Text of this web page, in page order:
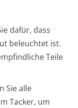
dafür, dass
beleuchtet ist.
Teile
Sie alle
Tacker, um